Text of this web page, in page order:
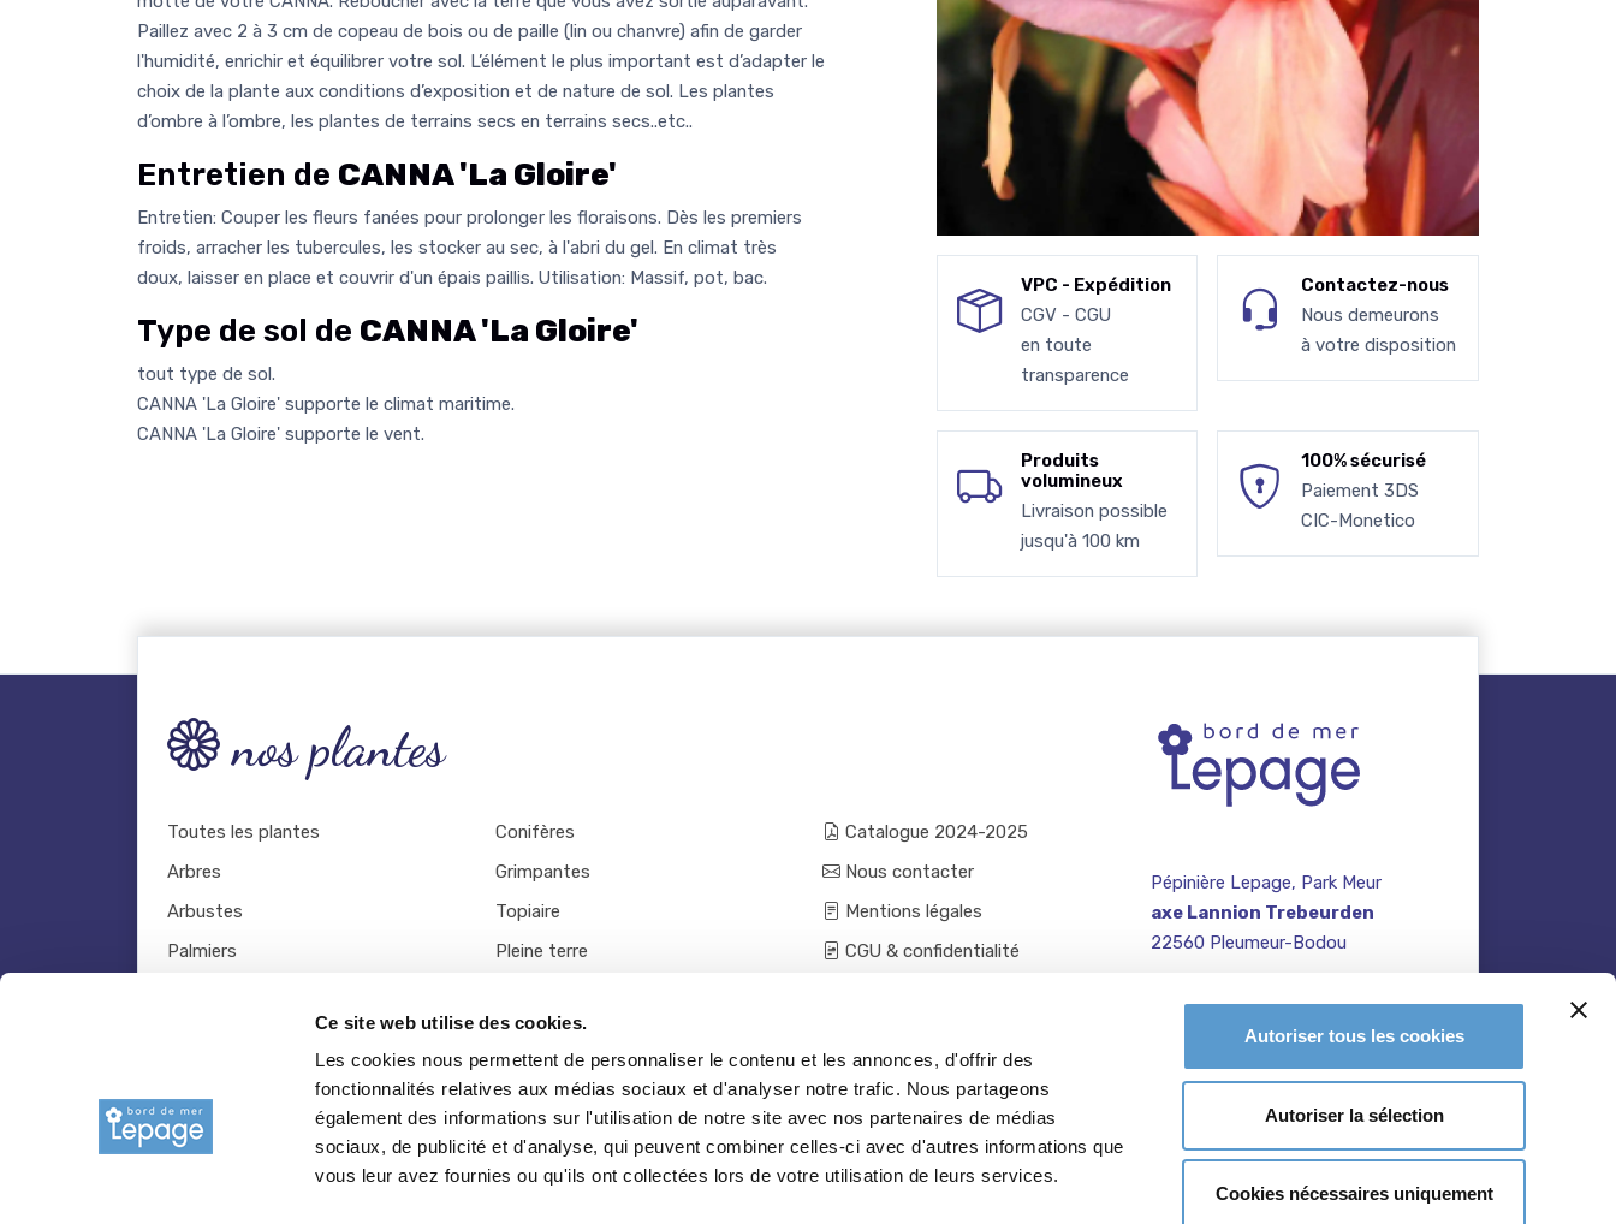
Ce site web utilise des cookies.
Les cookies nous permettent de personnaliser le contenu et les annonces, d'offrir des
fonctionnalités relatives aux médias sociaux et d'analyser notre trafic. Nous partageons
également des informations sur l'utilisation de notre site avec nos partenaires de médias
sociaux, de publicité et d'analyse, qui peuvent combiner celles-ci avec d'autres informations que
vous leur avez fournies ou qu'ils ont collectées lors de votre utilisation de leurs services.
Autoriser tous les cookies
Autoriser la sélection
Cookies nécessaires uniquement
Paillez avec 2 à 3 cm de copeau de bois ou de paille (lin ou chanvre) afin de garder
l'humidité, enrichir et équilibrer votre sol. L’élément le plus important est d’adapter le
choix de la plante aux conditions d’exposition et de nature de sol. Les plantes
d’ombre à l’ombre, les plantes de terrains secs en terrains secs..etc..
Entretien de CANNA 'La Gloire'
Entretien: Couper les fleurs fanées pour prolonger les floraisons. Dès les premiers
froids, arracher les tubercules, les stocker au sec, à l'abri du gel. En climat très
doux, laisser en place et couvrir d'un épais paillis. Utilisation: Massif, pot, bac.
Type de sol de CANNA 'La Gloire'
tout type de sol.
CANNA 'La Gloire' supporte le climat maritime.
CANNA 'La Gloire' supporte le vent.
VPC - Expédition
CGV - CGU
en toute
transparence
Contactez-nous
Nous demeurons
à votre disposition
Produits
volumineux
Livraison possible
jusqu'à 100 km
100% sécurisé
Paiement 3DS
CIC-Monetico
nos plantes
Toutes les plantes
Arbres
Arbustes
Palmiers
Rosiers
Conifères
Grimpantes
Topiaire
Pleine terre
Vivaces
Outils et accessoires
Catalogue 2024-2025
Nous contacter
Mentions légales
CGU & confidentialité
Pépinière Lepage, Park Meur
axe Lannion Trebeurden
22560 Pleumeur-Bodou
bretagne.fr
02 96 47 27 64